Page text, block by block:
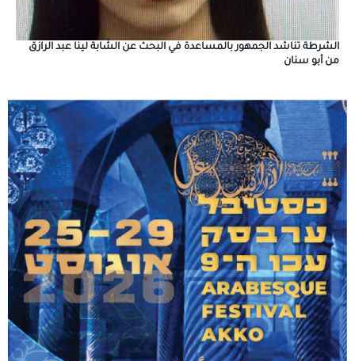
الشرطة تناشد الجمهور بالمساعدة في البحث عن الشّابة لينا عبد الرازق
من أبو سنان